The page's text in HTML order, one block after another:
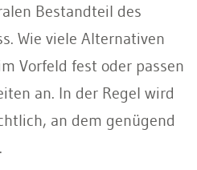
Bestandteil des
Wie viele Alternativen
Vorfeld fest oder passen
an. In der Regel wird
an dem genügend